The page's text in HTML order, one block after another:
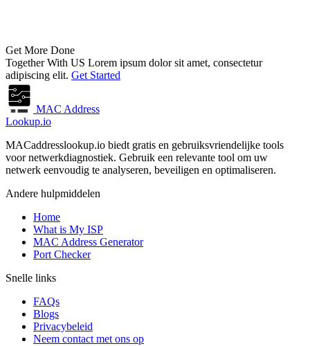
Get More Done
Together With US Lorem ipsum dolor sit amet, consectetur
adipiscing elit. Get Started
MAC Address
Lookup.io
MACaddresslookup.io biedt gratis en gebruiksvriendelijke tools
voor netwerkdiagnostiek. Gebruik een relevante tool om uw
netwerk eenvoudig te analyseren, beveiligen en optimaliseren.
Andere hulpmiddelen
Home
What is My ISP
MAC Address Generator
Port Checker
Snelle links
FAQs
Blogs
Privacybeleid
Neem contact met ons op